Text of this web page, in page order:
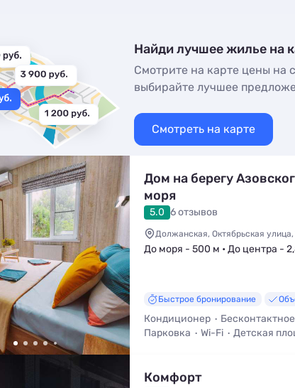
Найди лучшее жилье на
Смотрите на карте цены на
выбирайте лучшее
Смотреть на карте
Дом на берегу
моря
5.0 6 отзывов
Должанская, Октябрьская
До моря - 500 м • До центра -
Быстрое бронирование
Кондиционер
Парковка
Wi-Fi
Детская
Комфорт